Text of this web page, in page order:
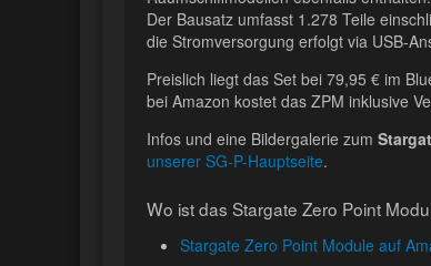
Der Bausatz umfasst 1.278 Teile
die Stromversorgung erfolgt via USB-
Preislich liegt das Set bei 79,95 € im
bei Amazon kostet das ZPM inklusive
Infos und eine Bildergalerie zum
unserer SG-P-Hauptseite.
Wo ist das Stargate Zero Point
Stargate Zero Point Module auf